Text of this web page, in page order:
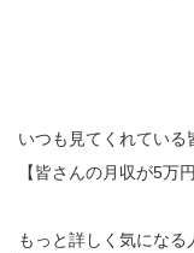
いつも見てくれている
【皆さんの月収が5万
もっと詳しく気になる